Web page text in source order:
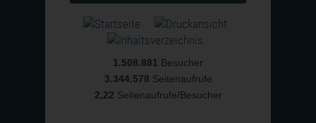
1.508.881 Besucher
3.344.578 Seitenaufrufe
2,22 Seitenaufrufe/Besucher